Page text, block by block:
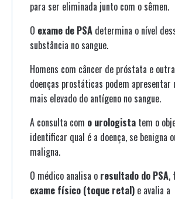
para ser eliminada junto com o sêmen.
O exame de PSA determina o nível
substância no sangue.
Homens com câncer de próstata e
doenças prostáticas podem apresentar
mais elevado do antígeno no sangue.
A consulta com o urologista tem o
identificar qual é a doença, se benigna
maligna.
O médico analisa o resultado do PSA,
exame físico (toque retal) e avalia a